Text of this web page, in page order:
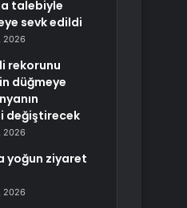
talebiyle
sevk edildi
2026
rekorunu
düğmeye
değiştirecek
2026
yoğun ziyaret
2026